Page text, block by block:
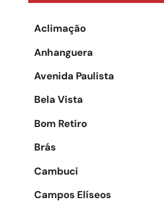
Aclimação
Anhanguera
Avenida Paulista
Bela Vista
Bom Retiro
Brás
Cambuci
Campos Elíseos